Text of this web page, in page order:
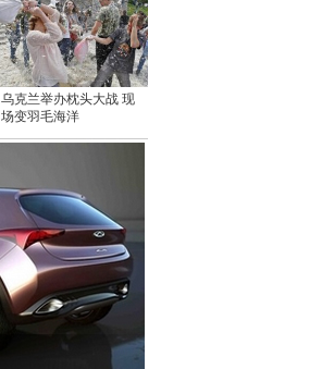
乌克兰举办枕头大战 现
场变羽毛海洋